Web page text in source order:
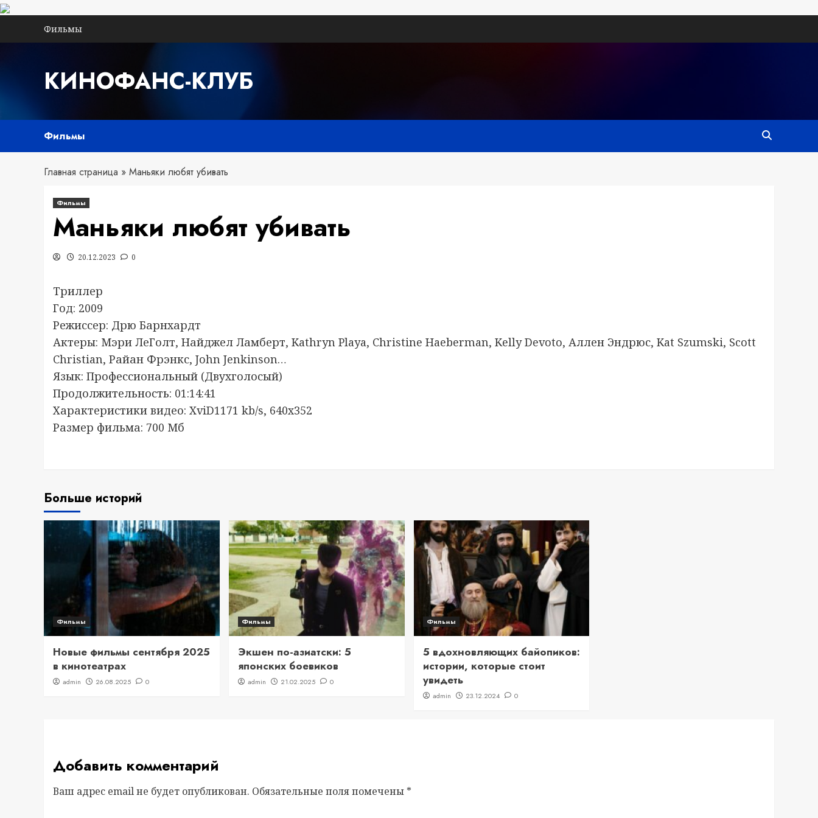
Фильмы
КИНОФАНС-КЛУБ
Фильмы
Главная страница » Маньяки любят убивать
Фильмы
Маньяки любят убивать
20.12.2023 0
Триллер
Год: 2009
Режиссер: Дрю Барнхардт
Актеры: Мэри ЛеГолт, Найджел Ламберт, Kathryn Playa, Christine Haeberman, Kelly Devoto, Аллен Эндрюс, Kat Szumski, Scott
Christian, Райан Фрэнкс, John Jenkinson…
Язык: Профессиональный (Двухголосый)
Продолжительность: 01:14:41
Характеристики видео: XviD1171 kb/s, 640х352
Размер фильма: 700 Мб
Больше историй
Фильмы
Новые фильмы сентября 2025
в кинотеатрах
admin 26.08.2025 0
Фильмы
Экшен по-азиатски: 5
японских боевиков
admin 21.02.2025 0
Фильмы
5 вдохновляющих байопиков:
истории, которые стоит
увидеть
admin 23.12.2024 0
Добавить комментарий
Ваш адрес email не будет опубликован. Обязательные поля помечены *